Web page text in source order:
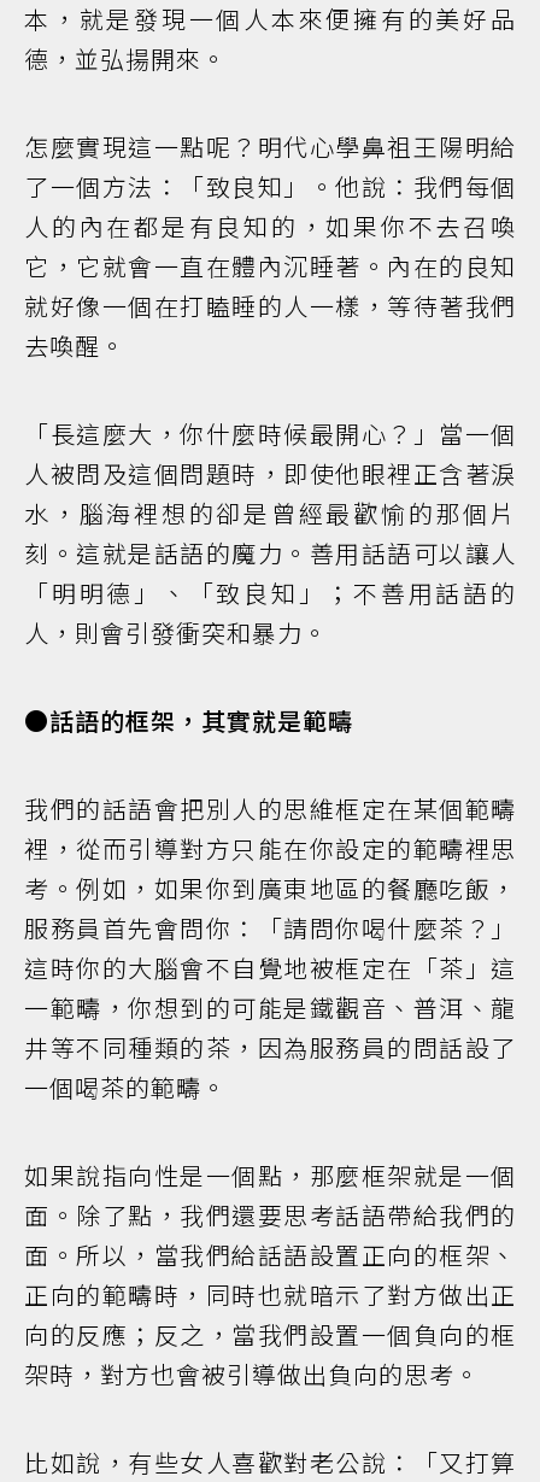
本，就是發現一個人本來便擁有的美好品
德，並弘揚開來。
怎麼實現這一點呢？明代心學鼻祖王陽明給
了一個方法：「致良知」。他說：我們每個
人的內在都是有良知的，如果你不去召喚
它，它就會一直在體內沉睡著。內在的良知
就好像一個在打瞌睡的人一樣，等待著我們
去喚醒。
「長這麼大，你什麼時候最開心？」當一個
人被問及這個問題時，即使他眼裡正含著淚
水，腦海裡想的卻是曾經最歡愉的那個片
刻。這就是話語的魔力。善用話語可以讓人
「明明德」、「致良知」；不善用話語的
人，則會引發衝突和暴力。
●話語的框架，其實就是範疇
我們的話語會把別人的思維框定在某個範疇
裡，從而引導對方只能在你設定的範疇裡思
考。例如，如果你到廣東地區的餐廳吃飯，
服務員首先會問你：「請問你喝什麼茶？」
這時你的大腦會不自覺地被框定在「茶」這
一範疇，你想到的可能是鐵觀音、普洱、龍
井等不同種類的茶，因為服務員的問話設了
一個喝茶的範疇。
如果說指向性是一個點，那麼框架就是一個
面。除了點，我們還要思考話語帶給我們的
面。所以，當我們給話語設置正向的框架、
正向的範疇時，同時也就暗示了對方做出正
向的反應；反之，當我們設置一個負向的框
架時，對方也會被引導做出負向的思考。
比如說，有些女人喜歡對老公說：「又打算